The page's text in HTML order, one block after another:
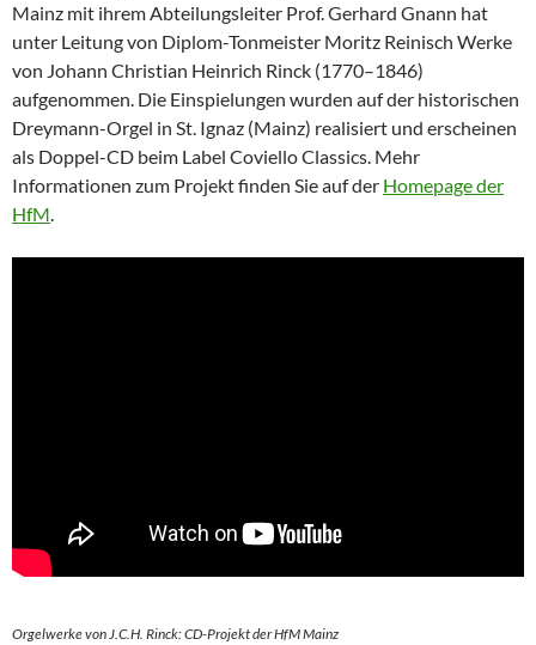
Mainz mit ihrem Abteilungsleiter Prof. Gerhard Gnann hat
unter Leitung von Diplom-Tonmeister Moritz Reinisch Werke
von Johann Christian Heinrich Rinck (1770–1846)
aufgenommen. Die Einspielungen wurden auf der historischen
Dreymann-Orgel in St. Ignaz (Mainz) realisiert und erscheinen
als Doppel-CD beim Label Coviello Classics. Mehr
Informationen zum Projekt finden Sie auf der Homepage der
HfM.
Orgelwerke von J.C.H. Rinck: CD-Projekt der HfM Mainz